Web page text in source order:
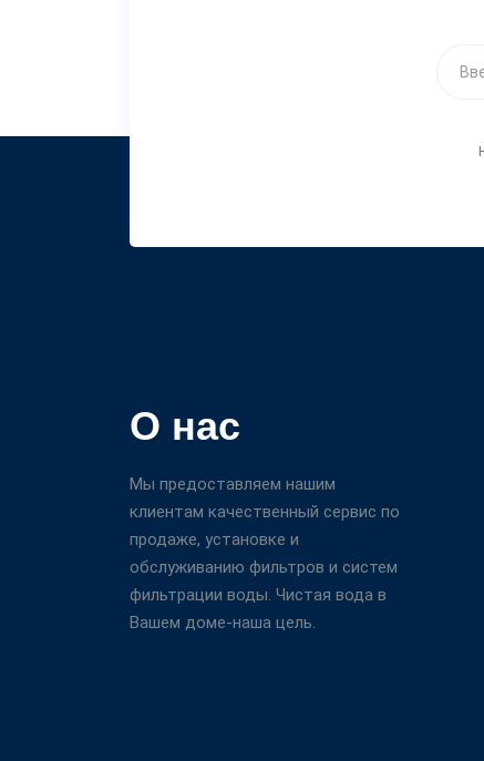
О нас
Мы предоставляем нашим
клиентам качественный сервис по
продаже, установке и
обслуживанию фильтров и систем
фильтрации воды. Чистая вода в
Вашем доме-наша цель.